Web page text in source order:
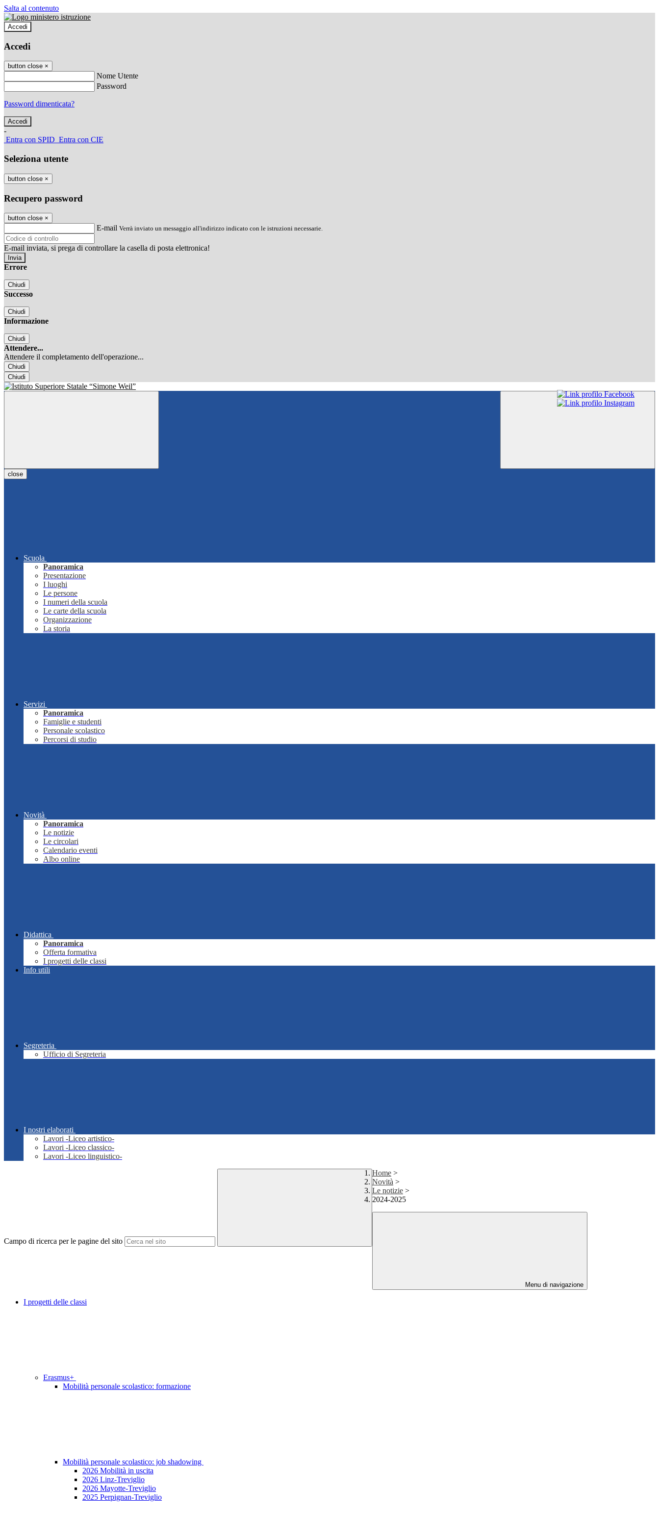
Salta al contenuto
Accedi
Accedi
button close ×
Nome Utente
Password
Password dimenticata?
-
Entra con SPID Entra con CIE
Seleziona utente
button close ×
Recupero password
button close ×
E-mail Verrà inviato un messaggio all'indirizzo indicato con le istruzioni necessarie.
E-mail inviata, si prega di controllare la casella di posta elettronica!
Errore
Chiudi
Successo
Chiudi
Informazione
Chiudi
Attendere...
Attendere il completamento dell'operazione...
Chiudi
Chiudi
close
Scuola
Panoramica
Presentazione
I luoghi
Le persone
I numeri della scuola
Le carte della scuola
Organizzazione
La storia
Servizi
Panoramica
Famiglie e studenti
Personale scolastico
Percorsi di studio
Novità
Panoramica
Le notizie
Le circolari
Calendario eventi
Albo online
Didattica
Panoramica
Offerta formativa
I progetti delle classi
Info utili
Segreteria
Ufficio di Segreteria
I nostri elaborati
Lavori -Liceo artistico-
Lavori -Liceo classico-
Lavori -Liceo linguistico-
Campo di ricerca per le pagine del sito
Home >
Novità >
Le notizie >
2024-2025
Menu di navigazione
I progetti delle classi
Erasmus+
Mobilità personale scolastico: formazione
Mobilità personale scolastico: job shadowing
2026 Mobilità in uscita
2026 Linz-Treviglio
2026 Mayotte-Treviglio
2025 Perpignan-Treviglio